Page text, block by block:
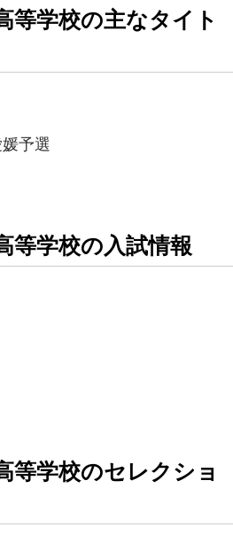
等学校の主なタイト
予選
等学校の入試情報
等学校のセレクショ